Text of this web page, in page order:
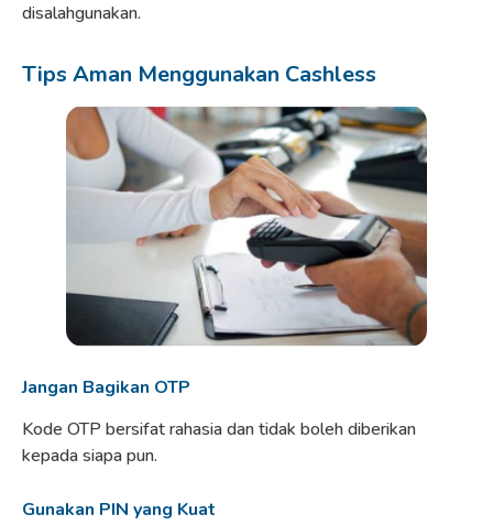
disalahgunakan.
Tips Aman Menggunakan Cashless
Jangan Bagikan OTP
Kode OTP bersifat rahasia dan tidak boleh diberikan
kepada siapa pun.
Gunakan PIN yang Kuat